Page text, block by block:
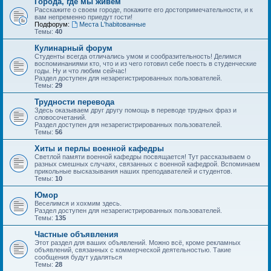
Расскажите о своем городе, покажите его достопримечательности, и к
вам непременно приедут гости!
Подфорум:
Места L'habitованные
Темы: 40
Кулинарный форум
Студенты всегда отличались умом и сообразительность! Делимся
воспоминаниями кто, что и из чего готовил себе поесть в студенческие
годы. Ну и что любим сейчас!
Раздел доступен для незарегистрированных пользователей.
Темы: 29
Трудности перевода
Здесь оказываем друг другу помощь в переводе трудных фраз и
словосочетаний.
Раздел доступен для незарегистрированных пользователей.
Темы: 56
Хиты и перлы военной кафедры
Светлой памяти военной кафедры посвящается! Тут рассказываем о
разных смешных случаях, связанных с военной кафедрой. Вспоминаем
прикольные высказывания наших преподавателей и студентов.
Темы: 10
Юмор
Веселимся и хохмим здесь.
Раздел доступен для незарегистрированных пользователей.
Темы: 135
Частные объявления
Этот раздел для ваших объявлений. Можно всё, кроме рекламных
объявлений, связанных с коммерческой деятельностью. Такие
сообщения будут удаляться
Темы: 28